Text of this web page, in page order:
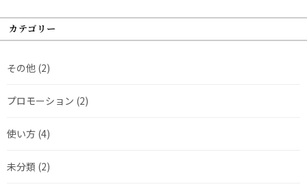
カテゴリー
その他 (2)
プロモーション (2)
使い方 (4)
未分類 (2)